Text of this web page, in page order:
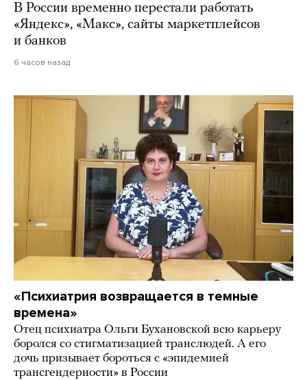
В России временно перестали работать
«Яндекс», «Макс», сайты маркетплейсов
и банков
6 часов назад
«Психиатрия возвращается в темные
времена»
Отец психиатра Ольги Бухановской всю карьеру
боролся со стигматизацией транслюдей. А его
дочь призывает бороться с «эпидемией
трансгендерности» в России